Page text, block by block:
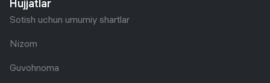
Hujjatlar
Sotish uchun umumiy shartlar
Nizom
Guvohnoma